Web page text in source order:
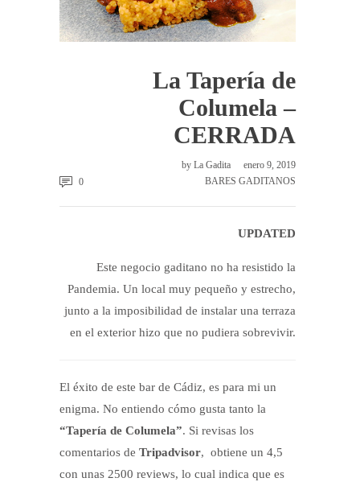
La Tapería de
Columela –
CERRADA
by La Gadita
enero 9, 2019
BARES GADITANOS
0
UPDATED
Este negocio gaditano no ha resistido la
Pandemia. Un local muy pequeño y estrecho,
junto a la imposibilidad de instalar una terraza
en el exterior hizo que no pudiera sobrevivir.
El éxito de este bar de Cádiz, es para mi un
enigma. No entiendo cómo gusta tanto la
“Tapería de Columela”. Si revisas los
comentarios de Tripadvisor, obtiene un 4,5
con unas 2500 reviews, lo cual indica que es